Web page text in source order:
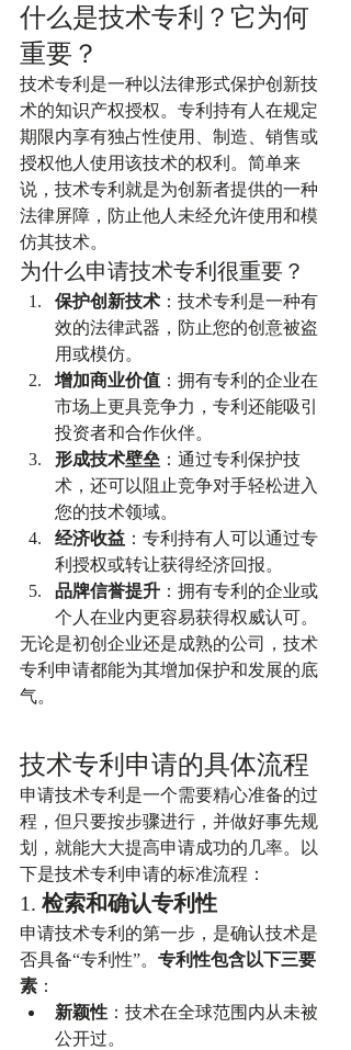
什么是技术专利？它为何
重要？
技术专利是一种以法律形式保护创新技
术的知识产权授权。专利持有人在规定
期限内享有独占性使用、制造、销售或
授权他人使用该技术的权利。简单来
说，技术专利就是为创新者提供的一种
法律屏障，防止他人未经允许使用和模
仿其技术。
为什么申请技术专利很重要？
保护创新技术 ：技术专利是一种有
效的法律武器，防止您的创意被盗
用或模仿。
增加商业价值 ：拥有专利的企业在
市场上更具竞争力，专利还能吸引
投资者和合作伙伴。
形成技术壁垒 ：通过专利保护技
术，还可以阻止竞争对手轻松进入
您的技术领域。
经济收益 ：专利持有人可以通过专
利授权或转让获得经济回报。
品牌信誉提升 ：拥有专利的企业或
个人在业内更容易获得权威认可。
无论是初创企业还是成熟的公司，技术
专利申请都能为其增加保护和发展的底
气。
技术专利申请的具体流程
申请技术专利是一个需要精心准备的过
程，但只要按步骤进行，并做好事先规
划，就能大大提高申请成功的几率。以
下是技术专利申请的标准流程：
1. 检索和确认专利性
申请技术专利的第一步，是确认技术是
否具备“专利性”。 专利性包含以下三要
素 ：
新颖性 ：技术在全球范围内从未被
公开过。